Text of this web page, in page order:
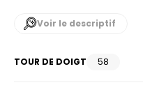
Voir le descriptif
TOUR DE DOIGT 58